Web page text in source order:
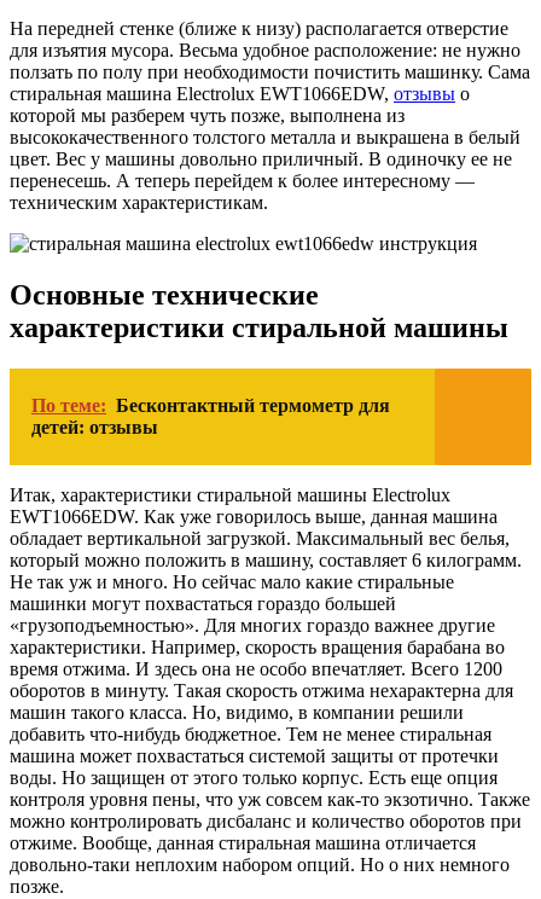
На передней стенке (ближе к низу) располагается отверстие
для изъятия мусора. Весьма удобное расположение: не нужно
ползать по полу при необходимости почистить машинку. Сама
стиральная машина Electrolux EWT1066EDW, отзывы о
которой мы разберем чуть позже, выполнена из
высококачественного толстого металла и выкрашена в белый
цвет. Вес у машины довольно приличный. В одиночку ее не
перенесешь. А теперь перейдем к более интересному —
техническим характеристикам.
Основные технические
характеристики стиральной машины
По теме: Бесконтактный термометр для
детей: отзывы
Итак, характеристики стиральной машины Electrolux
EWT1066EDW. Как уже говорилось выше, данная машина
обладает вертикальной загрузкой. Максимальный вес белья,
который можно положить в машину, составляет 6 килограмм.
Не так уж и много. Но сейчас мало какие стиральные
машинки могут похвастаться гораздо большей
«грузоподъемностью». Для многих гораздо важнее другие
характеристики. Например, скорость вращения барабана во
время отжима. И здесь она не особо впечатляет. Всего 1200
оборотов в минуту. Такая скорость отжима нехарактерна для
машин такого класса. Но, видимо, в компании решили
добавить что-нибудь бюджетное. Тем не менее стиральная
машина может похвастаться системой защиты от протечки
воды. Но защищен от этого только корпус. Есть еще опция
контроля уровня пены, что уж совсем как-то экзотично. Также
можно контролировать дисбаланс и количество оборотов при
отжиме. Вообще, данная стиральная машина отличается
довольно-таки неплохим набором опций. Но о них немного
позже.